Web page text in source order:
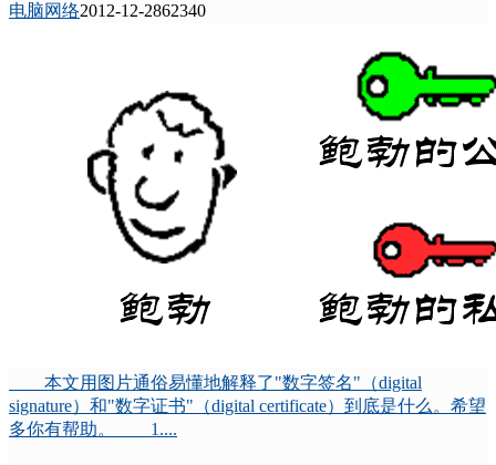
电脑网络2012-12-2862340
本文用图片通俗易懂地解释了"数字签名"（digital
signature）和"数字证书"（digital certificate）到底是什么。希望
多你有帮助。 1....